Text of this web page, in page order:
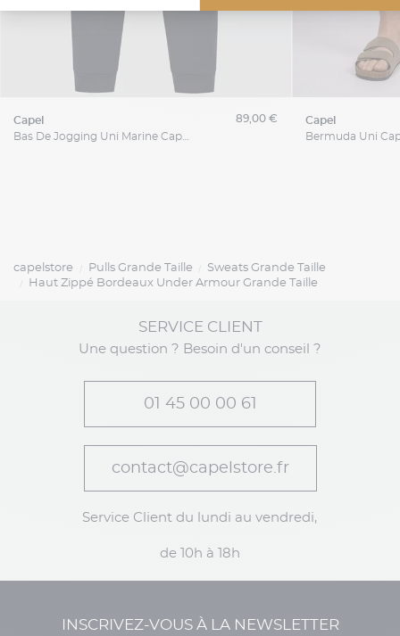
capel
Bas De Jogging Uni Marine Capel Grande Taille
89,00 € capel
capelstore Pulls Grande Taille
Sweats Grande Taille
Haut Zippé Bordeaux Under Armour Grande Taille
SERVICE CLIENT
Une question ? Besoin d'un conseil ?
01 45 00 00 61
contact@capelstore.fr
Service Client du lundi au vendredi,
de 10h à 18h
INSCRIVEZ-VOUS À LA NEWSLETTER